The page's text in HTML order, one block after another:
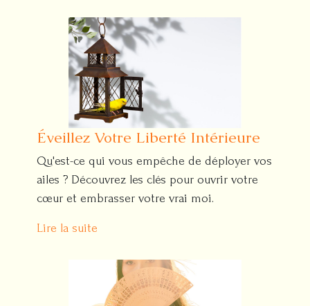
Éveillez Votre Liberté Intérieure
Qu'est-ce qui vous empêche de déployer vos
ailes ? Découvrez les clés pour ouvrir votre
cœur et embrasser votre vrai moi.
Lire la suite